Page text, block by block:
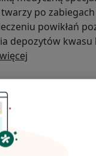
po
powikłań
depozytów
Posiadamy
w tej dziedzinie o
i
najnowszymi,
z głowicami od
W razie nagłej